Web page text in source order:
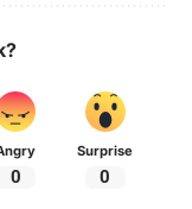
0
Surprise
0